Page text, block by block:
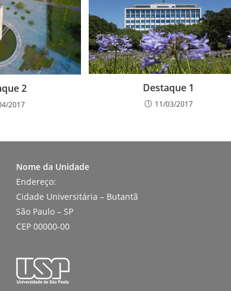
2
2017
Destaque 1
11/03/2017
Nome da Unidade
Endereço:
Cidade Universitária – Butantã
São Paulo – SP
CEP 00000-00